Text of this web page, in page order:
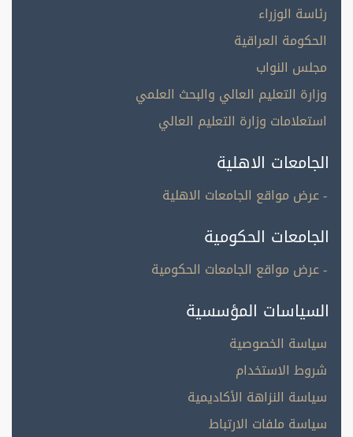
رئاسة الوزراء
الحكومة العراقية
مجلس النواب
وزارة التعليم العالي والبحث العلمي
استعلامات وزارة التعليم العالي
الجامعات الاهلية
- عرض مواقع الجامعات الاهلية
الجامعات الحكومية
- عرض مواقع الجامعات الحكومية
السياسات المؤسسية
سياسة الخصوصية
شروط الاستخدام
سياسة النزاهة الأكاديمية
سياسة ملفات الارتباط